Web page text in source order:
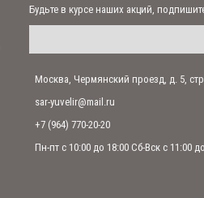
Авторское панно барельеф Птица
Будьте в курсе наших акций,
Москва, Чермянский проезд, д. 5,
sar-yuvelir@mail.ru
+7 (964) 770-20-20
Пн-пт с 10:00 до 18:00 Сб-Вск с 11:00